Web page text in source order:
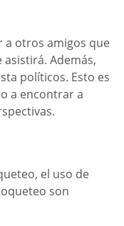
a otros amigos que
asistirá. Además,
políticos. Esto es
a encontrar a
el uso de
son